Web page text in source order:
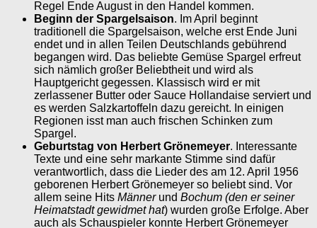
Regel Ende August in den Handel kommen.
Beginn der Spargelsaison. Im April beginnt
traditionell die Spargelsaison, welche erst Ende Juni
endet und in allen Teilen Deutschlands gebührend
begangen wird. Das beliebte Gemüse Spargel erfreut
sich nämlich großer Beliebtheit und wird als
Hauptgericht gegessen. Klassisch wird er mit
zerlassener Butter oder Sauce Hollandaise serviert und
es werden Salzkartoffeln dazu gereicht. In einigen
Regionen isst man auch frischen Schinken zum
Spargel.
Geburtstag von Herbert Grönemeyer. Interessante
Texte und eine sehr markante Stimme sind dafür
verantwortlich, dass die Lieder des am 12. April 1956
geborenen Herbert Grönemeyer so beliebt sind. Vor
allem seine Hits Männerund Bochum (den er seiner
Heimatstadt gewidmet hat) wurden große Erfolge. Aber
auch als Schauspieler konnte Herbert Grönemeyer